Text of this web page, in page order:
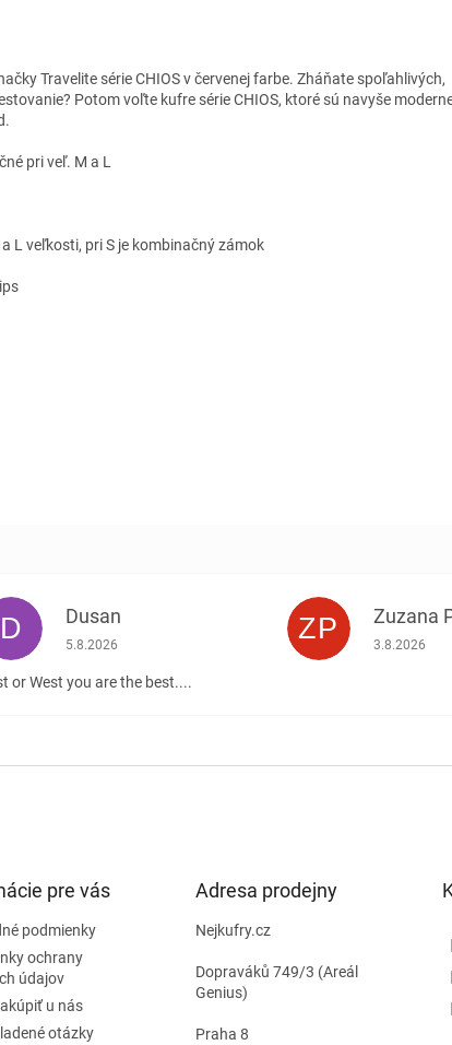
Travelite série CHIOS v červenej farbe. Zháňate spoľahlivých,
Potom voľte kufre série CHIOS, ktoré sú navyše
pri veľ. M a L
L veľkosti, pri S je kombinačný zámok
D Dusan
Hodnotenie obchodu je 5 z 5 hviezdičiek.
5.8.2026
or West you are the best....
ZP Zuzana
3.8.2026
pre vás
podmienky
ochrany
údajov
u nás
otázky
Adresa prodejny
Nejkufry.cz
Dopraváků 749/3 (Areál
Genius)
Praha 8